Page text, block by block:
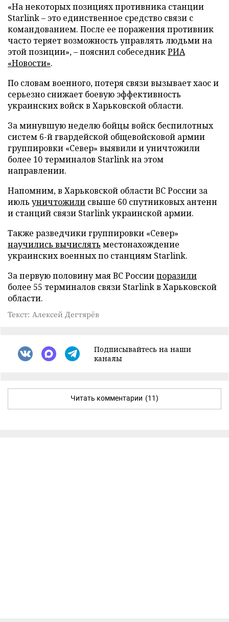
«На некоторых позициях противника станции
Starlink – это единственное средство связи с
командованием. После ее поражения противник
часто теряет возможность управлять людьми на
этой позиции», – пояснил собеседникРИА
«Новости».
По словам военного, потеря связи вызывает хаос и
серьезно снижает боевую эффективность
украинских войск в Харьковской области.
За минувшую неделю бойцы войск беспилотных
систем 6-й гвардейской общевойсковой армии
группировки «Север» выявили и уничтожили
более 10 терминалов Starlink на этом
направлении.
Напомним, в Харьковской области ВС России за
июль уничтожили свыше 60 спутниковых антенн
и станций связи Starlink украинской армии.
Также разведчики группировки «Север»
научились вычислять местонахождение
украинских военных по станциям Starlink.
За первую половину мая ВС Россиипоразили
более 55 терминалов связи Starlink в Харьковской
области.
Текст: Алексей Дегтярёв
Подписывайтесь на наши
каналы
Читать комментарии (11)